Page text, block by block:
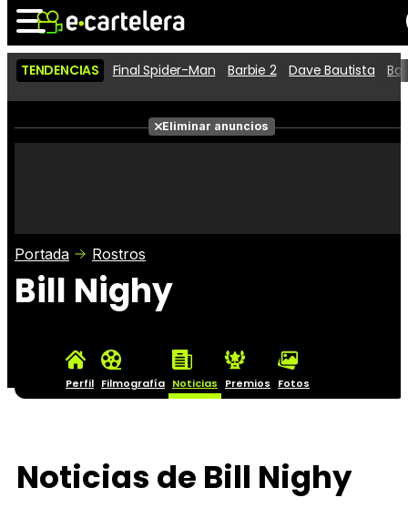
Noticias Cartelera
Películas
Críticas
TENDENCIAS Final Spider-Man Barbie 2 Dave Bautista
Eliminar anuncios
Portada Rostros
Bill Nighy
Perfil Filmografía Noticias Premios Fotos
Noticias de Bill Nighy